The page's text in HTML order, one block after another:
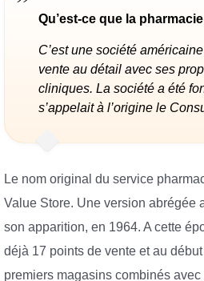
Qu’est-ce que la
C’est une société
vente au détail avec ses
cliniques. La société a été
s’appelait à l’origine le
Le nom original du service
Value Store. Une version abrégée
son apparition, en 1964. A cette
déjà 17 points de vente et au
premiers magasins combinés